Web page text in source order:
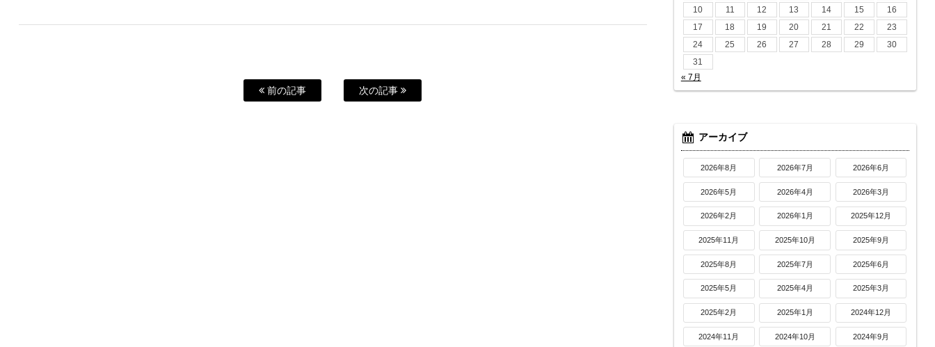
前の記事 次の記事
10
11 12 13 14 15
16
17
18 19 20 21 22
23
24
25 26 27 28 29
30
31
« 7月
アーカイブ
2026年8月 2026年7月 2026年6月
2026年5月 2026年4月 2026年3月
2026年2月 2026年1月 2025年12月
2025年11月 2025年10月 2025年9月
2025年8月 2025年7月 2025年6月
2025年5月 2025年4月 2025年3月
2025年2月 2025年1月 2024年12月
2024年11月 2024年10月 2024年9月